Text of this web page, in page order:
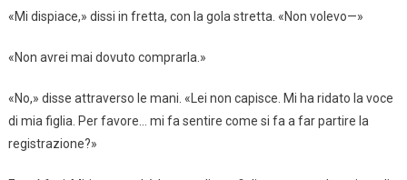
«Mi dispiace,» dissi in fretta, con la gola stretta. «Non volevo—»
«Non avrei mai dovuto comprarla.»
«No,» disse attraverso le mani. «Lei non capisce. Mi ha ridato la voce
di mia figlia. Per favore… mi fa sentire come si fa a far partire la
registrazione?»